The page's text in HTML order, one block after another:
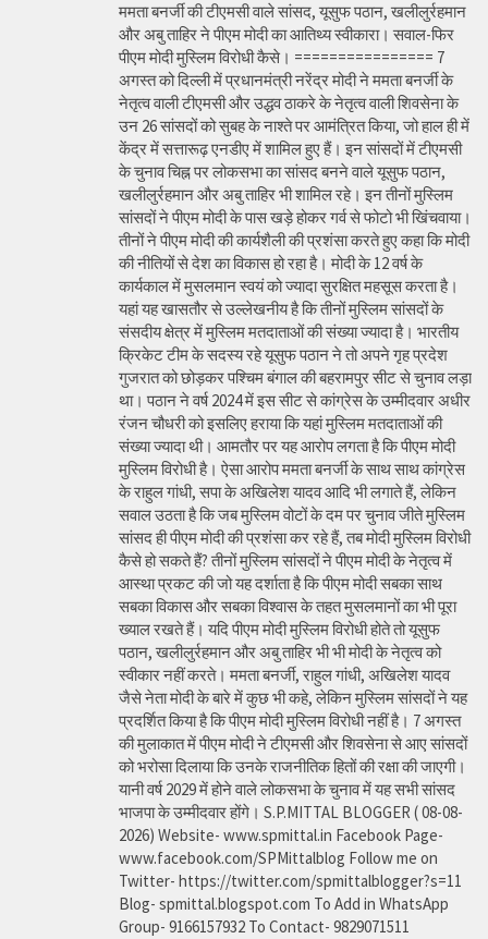
ममता बनर्जी की टीएमसी वाले सांसद, यूसुफ पठान, खलीलुर्रहमान
और अबु ताहिर ने पीएम मोदी का आतिथ्य स्वीकारा। सवाल-फिर
पीएम मोदी मुस्लिम विरोधी कैसे। ================ 7
अगस्त को दिल्ली में प्रधानमंत्री नरेंद्र मोदी ने ममता बनर्जी के
नेतृत्व वाली टीएमसी और उद्धव ठाकरे के नेतृत्व वाली शिवसेना के
उन 26 सांसदों को सुबह के नाश्ते पर आमंत्रित किया, जो हाल ही में
केंद्र में सत्तारूढ़ एनडीए में शामिल हुए हैं। इन सांसदों में टीएमसी
के चुनाव चिह्न पर लोकसभा का सांसद बनने वाले यूसुफ पठान,
खलीलुर्रहमान और अबु ताहिर भी शामिल रहे। इन तीनों मुस्लिम
सांसदों ने पीएम मोदी के पास खड़े होकर गर्व से फोटो भी खिंचवाया।
तीनों ने पीएम मोदी की कार्यशैली की प्रशंसा करते हुए कहा कि मोदी
की नीतियों से देश का विकास हो रहा है। मोदी के 12 वर्ष के
कार्यकाल में मुसलमान स्वयं को ज्यादा सुरक्षित महसूस करता है।
यहां यह खासतौर से उल्लेखनीय है कि तीनों मुस्लिम सांसदों के
संसदीय क्षेत्र में मुस्लिम मतदाताओं की संख्या ज्यादा है। भारतीय
क्रिकेट टीम के सदस्य रहे यूसुफ पठान ने तो अपने गृह प्रदेश
गुजरात को छोड़कर पश्चिम बंगाल की बहरामपुर सीट से चुनाव लड़ा
था। पठान ने वर्ष 2024 में इस सीट से कांग्रेस के उम्मीदवार अधीर
रंजन चौधरी को इसलिए हराया कि यहां मुस्लिम मतदाताओं की
संख्या ज्यादा थी। आमतौर पर यह आरोप लगता है कि पीएम मोदी
मुस्लिम विरोधी है। ऐसा आरोप ममता बनर्जी के साथ साथ कांग्रेस
के राहुल गांधी, सपा के अखिलेश यादव आदि भी लगाते हैं, लेकिन
सवाल उठता है कि जब मुस्लिम वोटों के दम पर चुनाव जीते मुस्लिम
सांसद ही पीएम मोदी की प्रशंसा कर रहे हैं, तब मोदी मुस्लिम विरोधी
कैसे हो सकते हैं? तीनों मुस्लिम सांसदों ने पीएम मोदी के नेतृत्व में
आस्था प्रकट की जो यह दर्शाता है कि पीएम मोदी सबका साथ
सबका विकास और सबका विश्वास के तहत मुसलमानों का भी पूरा
ख्याल रखते हैं। यदि पीएम मोदी मुस्लिम विरोधी होते तो यूसुफ
पठान, खलीलुर्रहमान और अबु ताहिर भी भी मोदी के नेतृत्व को
स्वीकार नहीं करते। ममता बनर्जी, राहुल गांधी, अखिलेश यादव
जैसे नेता मोदी के बारे में कुछ भी कहे, लेकिन मुस्लिम सांसदों ने यह
प्रदर्शित किया है कि पीएम मोदी मुस्लिम विरोधी नहीं है। 7 अगस्त
की मुलाकात में पीएम मोदी ने टीएमसी और शिवसेना से आए सांसदों
को भरोसा दिलाया कि उनके राजनीतिक हितों की रक्षा की जाएगी।
यानी वर्ष 2029 में होने वाले लोकसभा के चुनाव में यह सभी सांसद
भाजपा के उम्मीदवार होंगे। S.P.MITTAL BLOGGER ( 08-08-
2026) Website- www.spmittal.in Facebook Page-
www.facebook.com/SPMittalblog Follow me on
Twitter- https://twitter.com/spmittalblogger?s=11
Blog- spmittal.blogspot.com To Add in WhatsApp
Group- 9166157932 To Contact- 9829071511